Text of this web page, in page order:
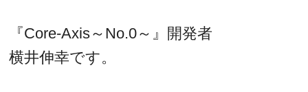
『Core-Axis～No.0～』開発者
横井伸幸です。